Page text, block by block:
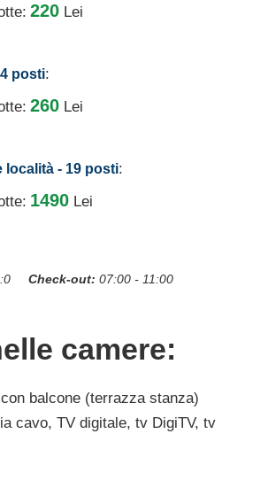
220 Lei
posti:
260 Lei
località - 19 posti:
1490 Lei
Check-out: 07:00 - 11:00
camere:
balcone (terrazza stanza)
cavo, TV digitale, tv DigiTV, tv